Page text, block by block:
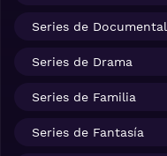
Series de Documental
Series de Drama
Series de Familia
Series de Fantasía